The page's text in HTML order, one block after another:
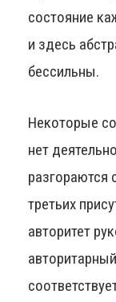
состояние
и здесь
бессильны.
Некоторые
нет
разгораются
третьих
авторитет